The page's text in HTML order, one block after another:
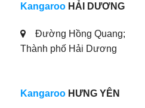
Kangaroo HẢI DƯƠNG
Đường Hồng Quang;
Thành phố Hải Dương
Kangaroo HƯNG YÊN